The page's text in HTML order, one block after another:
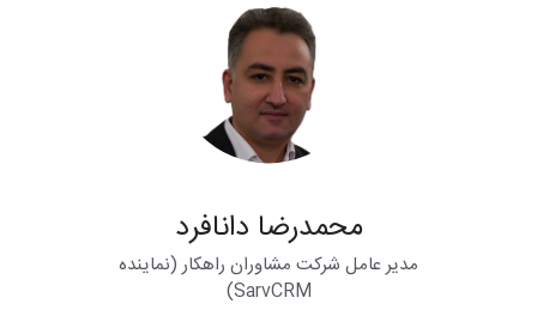
محمدرضا دانافرد
مدیر عامل شرکت مشاوران راهکار (نماینده
SarvCRM)